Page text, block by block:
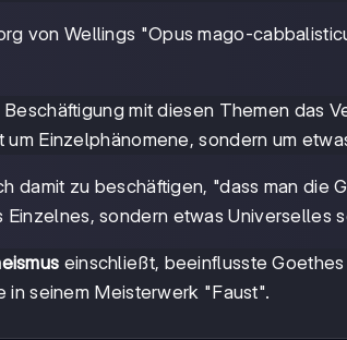
von Wellings "Opus mago-
mit diesen Themen das
Einzelphänomene, sondern um
damit zu beschäftigen, "dass man die
sondern etwas Universelles
einschließt, beeinflusste
seinem Meisterwerk "Faust".